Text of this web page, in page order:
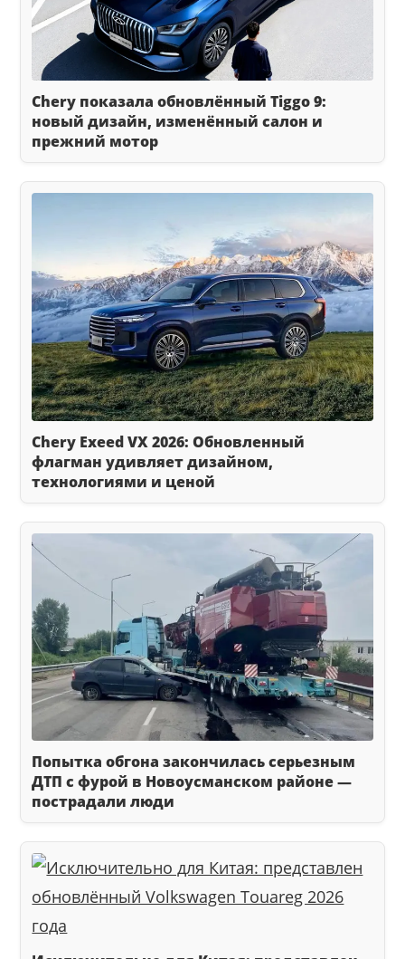
Chery показала обновлённый Tiggo 9:
новый дизайн, изменённый салон и
прежний мотор
Chery Exeed VX 2026: Обновленный
флагман удивляет дизайном,
технологиями и ценой
Попытка обгона закончилась серьезным
ДТП с фурой в Новоусманском районе —
пострадали люди